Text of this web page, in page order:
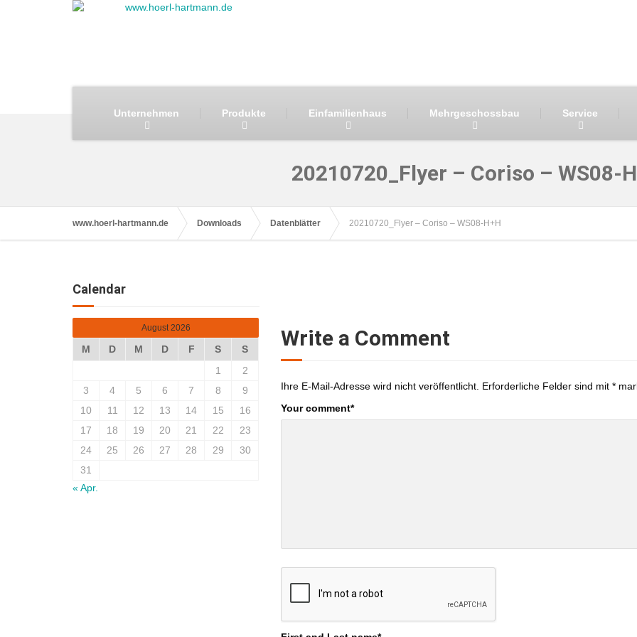
Unternehmen Produkte Einfamilienhaus Mehrgeschossbau Service
20210720_Flyer – Coriso – WS08-
www.hoerl-hartmann.de Downloads Datenblätter 20210720_Flyer – Coriso – WS08-H+H
Write a Comment
Ihre E-Mail-Adresse wird nicht veröffentlicht. Erforderliche Felder sind mit *
Your comment*
Calendar
August 2026
M D M D F S
S
1
2
3
4 5 6 7 8
9
10
11 12 13 14 15
16
17
18 19 20 21 22
23
24
25 26 27 28 29
30
31
« Apr.